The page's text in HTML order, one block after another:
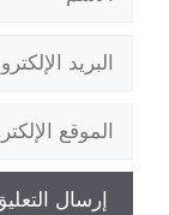
البريد
الإلكتروني
الموقع
الإلكتروني